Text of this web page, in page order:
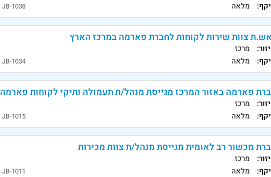
מלאה
JB-1038
צוות שירות לקוחות לחברת פארמה במרכז הארץ
מרכז
מלאה
JB-1034
פארמה באזור המרכז מגייסת מנהל/ת תעמולה ותיקי לקוחות פארמה
מרכז
מלאה
JB-1015
מכשור רב לאומית מגייסת מנהל/ת צוות מכירות
מרכז
מלאה
JB-1011